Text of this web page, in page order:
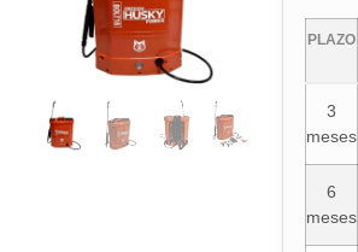
PLAZO
3
meses
6
meses